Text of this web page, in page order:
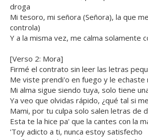
droga
Mi tesoro, mi señora (Señora), la que
controla)
Y a la misma vez, me calma solamente
[Verso 2: Mora]
Firmé el contrato sin leer las letras
Me viste prendi'o en fuego y le echaste
Mi alma sigue siendo tuya, solo tiene
Ya veo que olvidas rápido, ¿qué tal si
Mami, por tu culpa solo salen letras de
Esta te la hice pa' que la cantes con la
'Toy adicto a ti, nunca estoy satisfecho